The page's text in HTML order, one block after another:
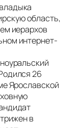
область,
иерархов
интернет-
26
Ярославской
в